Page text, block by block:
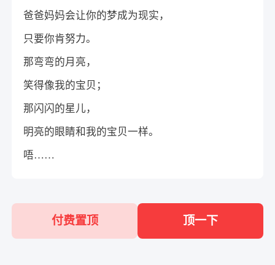
爸爸妈妈会让你的梦成为现实，
只要你肯努力。
那弯弯的月亮，
笑得像我的宝贝；
那闪闪的星儿，
明亮的眼睛和我的宝贝一样。
唔……
付费置顶 顶一下